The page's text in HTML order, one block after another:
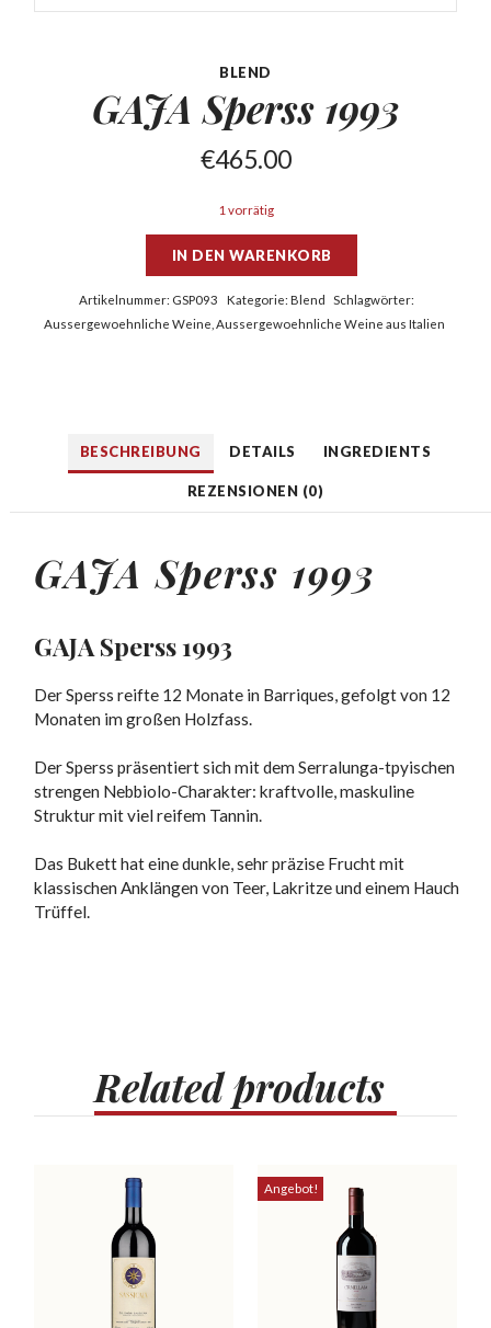
BLEND
GAJA Sperss 1993
€465.00
1 vorrätig
IN DEN WARENKORB
Artikelnummer: GSP093 Kategorie: Blend
Schlagwörter:
Aussergewoehnliche Weine Aussergewoehnliche Weine aus Italien
BESCHREIBUNG DETAILS INGREDIENTS
REZENSIONEN (0)
GAJA Sperss 1993
GAJA Sperss 1993
Der Sperss reifte 12 Monate in Barriques, gefolgt von 12
Monaten im großen Holzfass.
Der Sperss präsentiert sich mit dem Serralunga-tpyischen
strengen Nebbiolo-Charakter: kraftvolle, maskuline
Struktur mit viel reifem Tannin.
Das Bukett hat eine dunkle, sehr präzise Frucht mit
klassischen Anklängen von Teer, Lakritze und einem Hauch
Trüffel.
Relatedproducts
Angebot!